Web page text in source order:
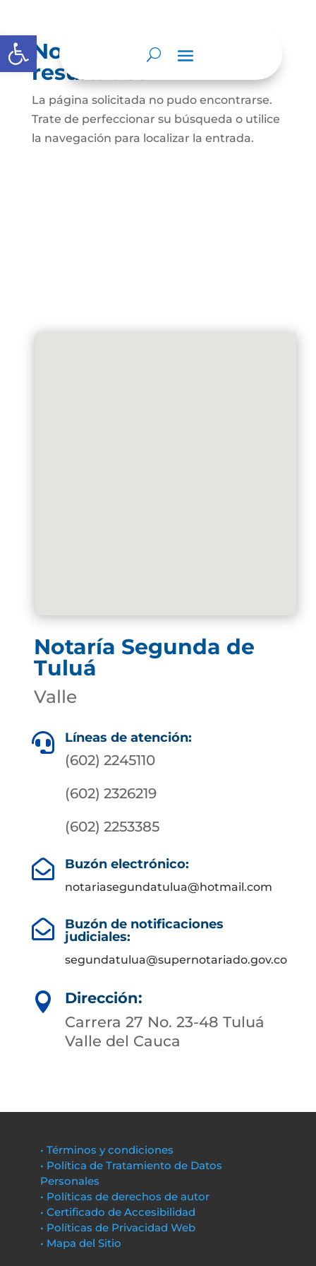
Abrir barra de herramientas
No se encontraron
resultados
La página solicitada no pudo encontrarse.
Trate de perfeccionar su búsqueda o utilice
la navegación para localizar la entrada.
Notaría Segunda de
Tuluá
Valle
 Líneas de atención:
(602) 2245110
(602) 2326219
(602) 2253385
 Buzón electrónico:
notariasegundatulua@hotmail.com

Buzón de notificaciones
judiciales:
segundatulua@supernotariado.gov.co

Dirección:
Carrera 27 No. 23-48 Tuluá
Valle del Cauca
• Términos y condiciones
• Política de Tratamiento de Datos
Personales
• Políticas de derechos de autor
• Certificado de Accesibilidad
• Políticas de Privacidad Web
• Mapa del Sitio